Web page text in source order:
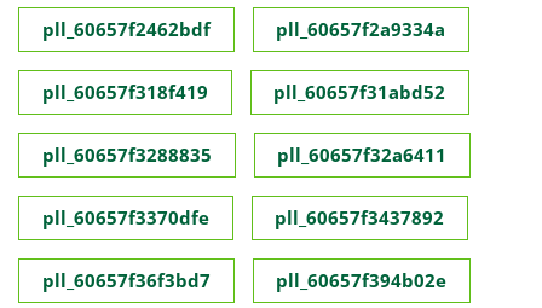
pll_60657f2462bdf pll_60657f2a9334a
pll_60657f318f419 pll_60657f31abd52
pll_60657f3288835 pll_60657f32a6411
pll_60657f3370dfe pll_60657f3437892
pll_60657f36f3bd7 pll_60657f394b02e